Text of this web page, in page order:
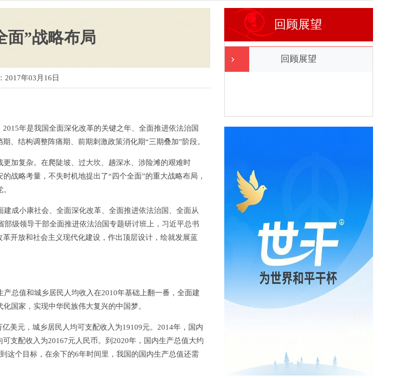
面”战略布局
2017年03月16日
年是我国全面深化改革的关键之年、全面推进依法治国
、结构调整阵痛期、前期刺激政策消化期“三期叠加”阶段。
加复杂。在爬陡坡、过大坎、趟深水、涉险滩的艰难时
战略考量，不失时机地提出了“四个全面”的重大战略布局，
成小康社会、全面深化改革、全面推进依法治国、全面从
级领导干部全面推进依法治国专题研讨班上，习近平总书
开放和社会主义现代化建设，作出顶层设计，绘就发展蓝
总值和城乡居民人均收入在2010年基础上翻一番，全面建
国家，实现中华民族伟大复兴的中国梦。
元，城乡居民人均可支配收入为19109元。2014年，国内
支配收入为20167元人民币。到2020年，国内生产总值大约
这个目标，在余下的6年时间里，我国的国内生产总值还需
回顾展望
回顾展望